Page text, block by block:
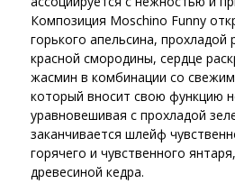
Композиция Moschino Funny
горького апельсина, прохладой
красной смородины, сердце
жасмин в комбинации со
который вносит свою функцию
уравновешивая с прохладой
заканчивается шлейф
горячего и чувственного
древесиной кедра.